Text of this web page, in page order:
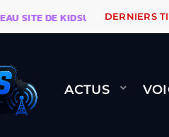
DE KIDSUNE DERNIERS
ACTUS